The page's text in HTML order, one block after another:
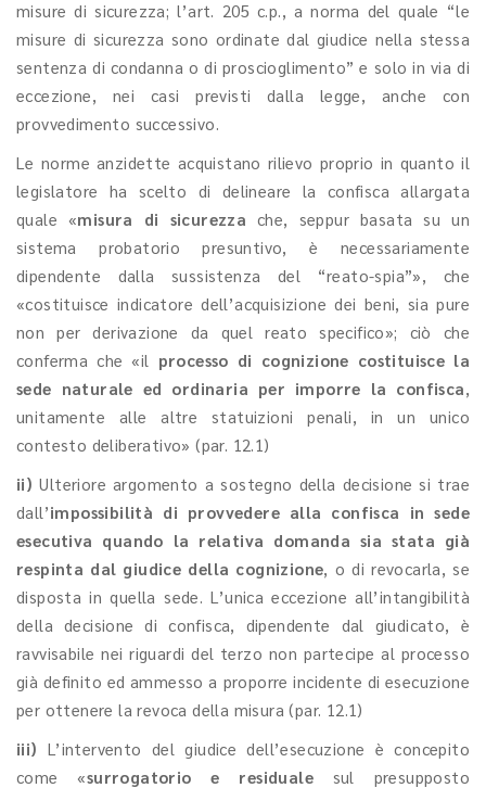
misure di sicurezza; l’art. 205 c.p., a norma del quale “le
misure di sicurezza sono ordinate dal giudice nella stessa
sentenza di condanna o di proscioglimento” e solo in via di
eccezione, nei casi previsti dalla legge, anche con
provvedimento successivo.
Le norme anzidette acquistano rilievo proprio in quanto il
legislatore ha scelto di delineare la confisca allargata
quale «misura di sicurezza che, seppur basata su un
sistema probatorio presuntivo, è necessariamente
dipendente dalla sussistenza del “reato-spia”», che
«costituisce indicatore dell’acquisizione dei beni, sia pure
non per derivazione da quel reato specifico»; ciò che
conferma che «il processo di cognizione costituisce la
sede naturale ed ordinaria per imporre la confisca,
unitamente alle altre statuizioni penali, in un unico
contesto deliberativo» (par. 12.1)
ii) Ulteriore argomento a sostegno della decisione si trae
dall’impossibilità di provvedere alla confisca in sede
esecutiva quando la relativa domanda sia stata già
respinta dal giudice della cognizione, o di revocarla, se
disposta in quella sede. L’unica eccezione all’intangibilità
della decisione di confisca, dipendente dal giudicato, è
ravvisabile nei riguardi del terzo non partecipe al processo
già definito ed ammesso a proporre incidente di esecuzione
per ottenere la revoca della misura (par. 12.1)
iii) L’intervento del giudice dell’esecuzione è concepito
come «surrogatorio e residualesul presupposto